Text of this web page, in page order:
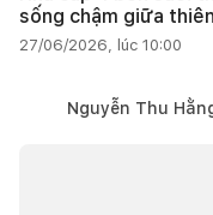
sống chậm giữa
27/06/2026, lúc 10:00
Nguyễn Thu